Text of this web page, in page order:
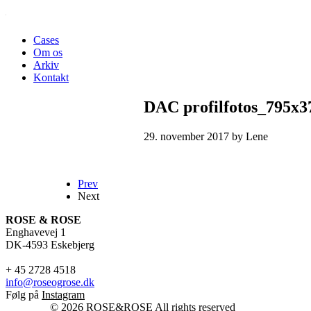
Cases
Om os
Arkiv
Kontakt
DAC
29. november 2017 by Lene
Prev
Next
ROSE & ROSE
Enghavevej 1
DK-4593 Eskebjerg
+ 45 2728 4518
info@roseogrose.dk
Følg på Instagram
© 2026 ROSE&ROSE All rights reserved